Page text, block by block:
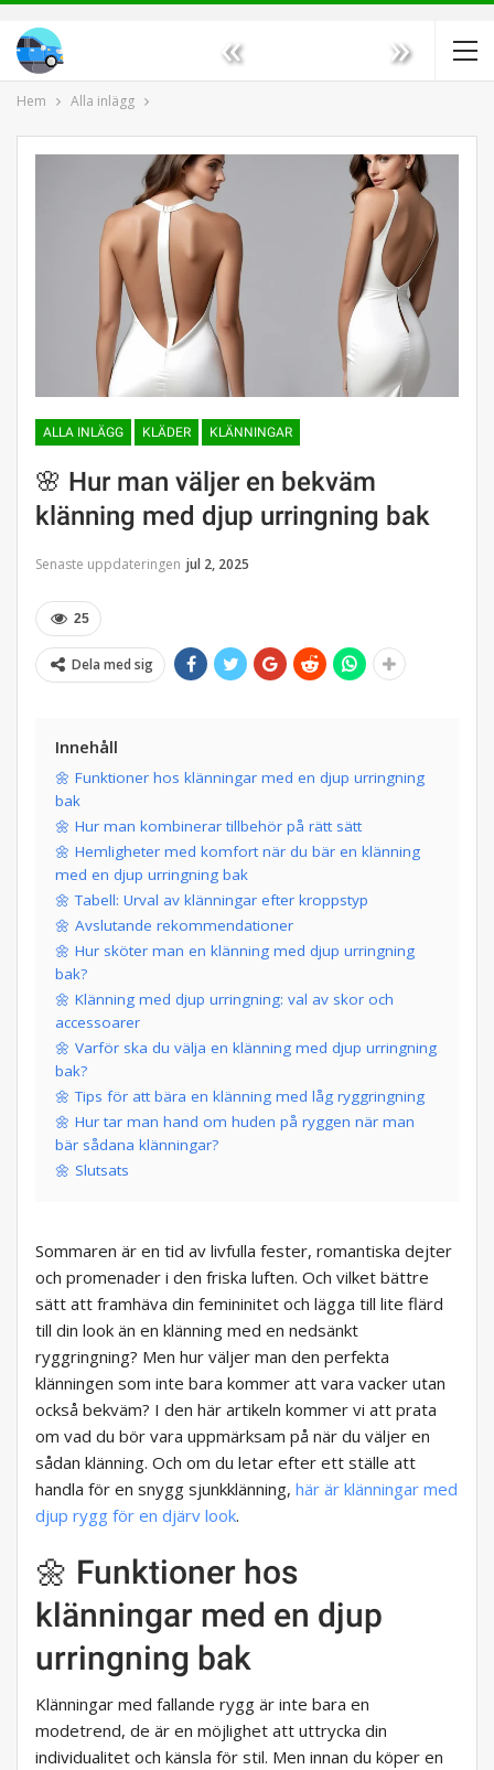
« »
Hem Alla inlägg
ALLA INLÄGG KLÄDER KLÄNNINGAR
🌸 Hur man väljer en bekväm
klänning med djup urringning bak
Senaste uppdateringen jul 2, 2025
25
Dela med sig
Innehåll
🌼 Funktioner hos klänningar med en djup urringning
bak
🌼 Hur man kombinerar tillbehör på rätt sätt
🌼 Hemligheter med komfort när du bär en klänning
med en djup urringning bak
🌼 Tabell: Urval av klänningar efter kroppstyp
🌼 Avslutande rekommendationer
🌼 Hur sköter man en klänning med djup urringning
bak?
🌼 Klänning med djup urringning: val av skor och
accessoarer
🌼 Varför ska du välja en klänning med djup urringning
bak?
🌼 Tips för att bära en klänning med låg ryggringning
🌼 Hur tar man hand om huden på ryggen när man
bär sådana klänningar?
🌼 Slutsats
Sommaren är en tid av livfulla fester, romantiska dejter
och promenader i den friska luften. Och vilket bättre
sätt att framhäva din femininitet och lägga till lite flärd
till din look än en klänning med en nedsänkt
ryggringning? Men hur väljer man den perfekta
klänningen som inte bara kommer att vara vacker utan
också bekväm? I den här artikeln kommer vi att prata
om vad du bör vara uppmärksam på när du väljer en
sådan klänning. Och om du letar efter ett ställe att
handla för en snygg sjunkklänning, här är klänningar med
djup rygg för en djärv look.
🌼 Funktioner hos
klänningar med en djup
urringning bak
Klänningar med fallande rygg är inte bara en
modetrend, de är en möjlighet att uttrycka din
individualitet och känsla för stil. Men innan du köper en